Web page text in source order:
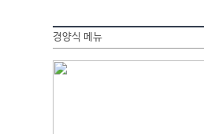
경양식 메뉴